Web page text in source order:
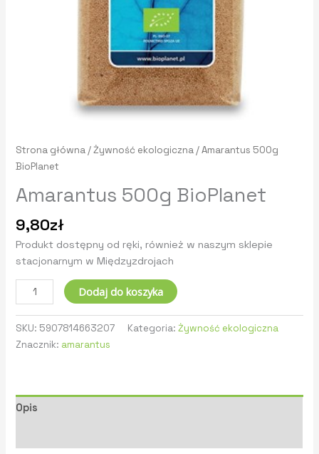
Strona główna /Żywność ekologiczna / Amarantus 500g
BioPlanet
Amarantus 500g BioPlanet
9,80zł
Produkt dostępny od ręki, również w naszym sklepie
stacjonarnym w Międzyzdrojach
Dodaj do koszyka
SKU: 5907814663207 Kategoria:Żywność ekologiczna
Znacznik: amarantus
Opis